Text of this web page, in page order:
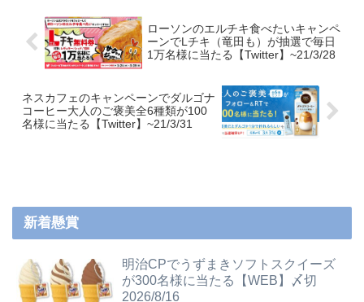
ローソンのエルチキ食べたいキャンペ
ーンでLチキ（竜田も）が抽選で毎日
1万名様に当たる【Twitter】~21/3/28
ネスカフェのキャンペーンでダルゴナ
コーヒー大人のご褒美全6種類が100
名様に当たる【Twitter】~21/3/31
新着懸賞
明治CPでうずまきソフトスクイーズ
が300名様に当たる【WEB】〆切
2026/8/16